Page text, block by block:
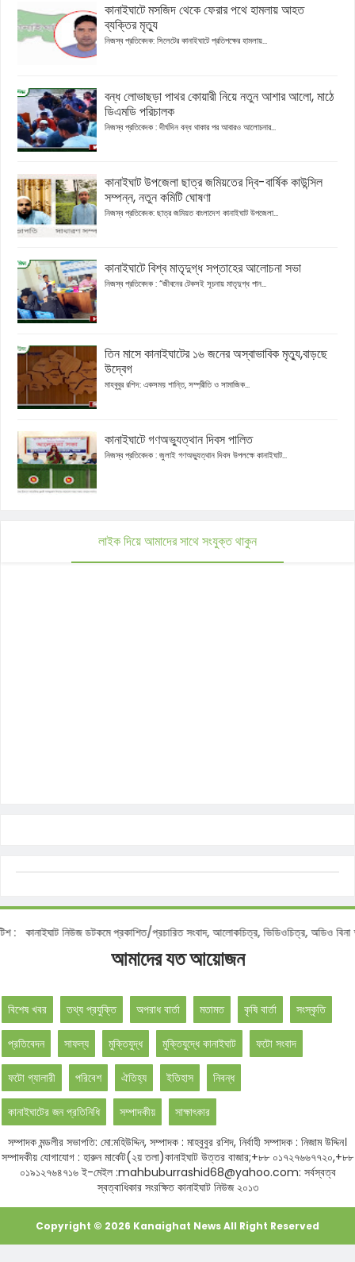
কানাইঘাটে মসজিদ থেকে ফেরার পথে হামলায় আহত
ব্যক্তির মৃত্যু
নিজস্ব প্রতিবেদক: সিলেটের কানাইঘাটে প্রতিপক্ষের হামলায়...
বন্ধ লোভাছড়া পাথর কোয়ারী নিয়ে নতুন আশার আলো, মাঠে
ডিএমডি পরিচালক
নিজস্ব প্রতিবেদক : দীর্ঘদিন বন্ধ থাকার পর আবারও আলোচনার...
কানাইঘাট উপজেলা ছাত্র জমিয়তের দ্বি-বার্ষিক কাউন্সিল
সম্পন্ন, নতুন কমিটি ঘোষণা
নিজস্ব প্রতিবেদক: ছাত্র জমিয়ত বাংলাদেশ কানাইঘাট উপজেলা...
কানাইঘাটে বিশ্ব মাতৃদুগ্ধ সপ্তাহের আলোচনা সভা
নিজস্ব প্রতিবেদক : “জীবনের টেকসই সূচনায় মাতৃদুগ্ধ পান...
তিন মাসে কানাইঘাটের ১৬ জনের অস্বাভাবিক মৃত্যু,বাড়ছে
উদ্বেগ
মাহবুবুর রশিদ: একসময় শান্তি, সম্প্রীতি ও সামাজিক...
কানাইঘাটে গণঅভ্যুত্থান দিবস পালিত
নিজস্ব প্রতিবেদক : জুলাই গণঅভ্যুত্থান দিবস উপলক্ষে কানাইঘাট...
লাইক দিয়ে আমাদের সাথে সংযুক্ত থাকুন
: কানাইঘাট নিউজ ডটকমে প্রকাশিত/প্রচারিত সংবাদ, আলোকচিত্র, ভিডিওচিত্র, অডিও
আমাদের যত আয়োজন
বিশেষ খবর তথ্য প্রযুক্তি অপরাধ বার্তা মতামত কৃষি বার্তা সংস্কৃতি
প্রতিবেদন সাফল্য মুক্তিযুদ্ধ মুক্তিযুদ্ধে কানাইঘাট ফটো সংবাদ
ফটো গ্যালারী পরিবেশ ঐতিহ্য ইতিহাস নিবন্ধ
কানাইঘাটের জন প্রতিনিধি সম্পাদকীয়
সাক্ষাৎকার
সম্পাদক মন্ডলীর সভাপতি: মো:মহিউদ্দিন, সম্পাদক : মাহবুবুর রশিদ, নির্বাহী সম্পাদক : নিজাম উদ্দিন।
সম্পাদকীয় যোগাযোগ : হারুন মার্কেট(২য় তলা)কানাইঘাট উত্তর বাজার;+৮৮ ০১৭২৭৬৬৭৭২০,+৮৮
০১৯১২৭৬৪৭১৬ ই-মেইল :mahbuburrashid68@yahoo.com: সর্বস্বত্ব
স্বত্বাধিকার সংরক্ষিত কানাইঘাট নিউজ ২০১৩
Copyright © 2026 Kanaighat NewsAll Right Reserved